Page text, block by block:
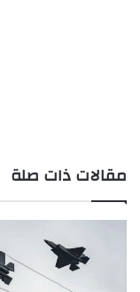
مقالات ذات صلة